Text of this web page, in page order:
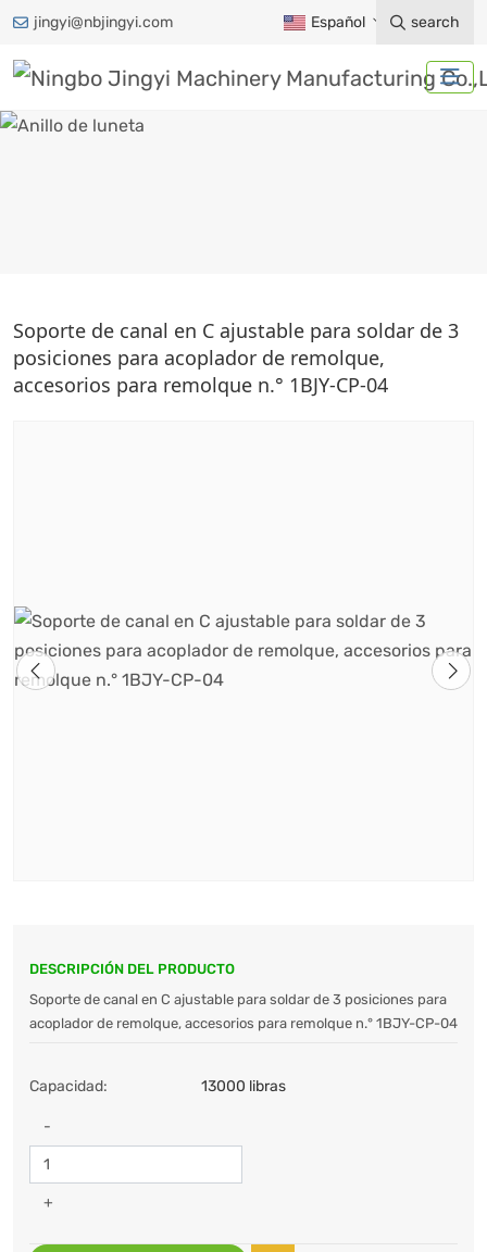
jingyi@nbjingyi.com Español search
ANILLO DE LUNETA
Hogar Productos
Accesorios para remolques
Acoplamiento de remolque
Anillo de luneta
Soporte de canal en C ajustable para soldar de 3
posiciones para acoplador de remolque,
accesorios para remolque n.° 1BJY-CP-04
DESCRIPCIÓN DEL PRODUCTO
Soporte de canal en C ajustable para soldar de 3 posiciones para
acoplador de remolque, accesorios para remolque n.° 1BJY-CP-04
Capacidad: 13000 libras
-
+